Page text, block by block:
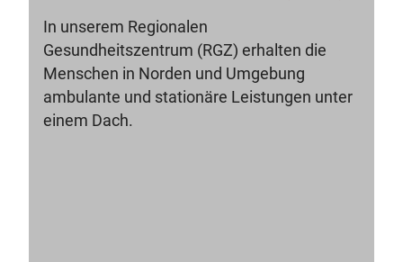
In unserem Regionalen
Gesundheitszentrum (RGZ) erhalten die
Menschen in Norden und Umgebung
ambulante und stationäre Leistungen unter
einem Dach.